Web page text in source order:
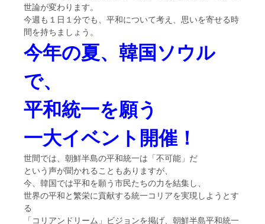
世論が変わります。
今週も１日１分でも、平和について考え、 思いを寄せる時
間を持ちましょう。
今年の夏、韓国ソウル
で、
平和統一を願う
一大イベント 開催！
世間では、朝鮮半島の平和統一は「不可能」だ
という声が聞かれることもありますが、
今、韓国では平和を願う市民たちの力を結集し、
世界の平和と繁栄に貢献する統一コリアを実現しようとす
る
「コリアンドリーム」ビジョンを掲げ、 朝鮮半島平和統一